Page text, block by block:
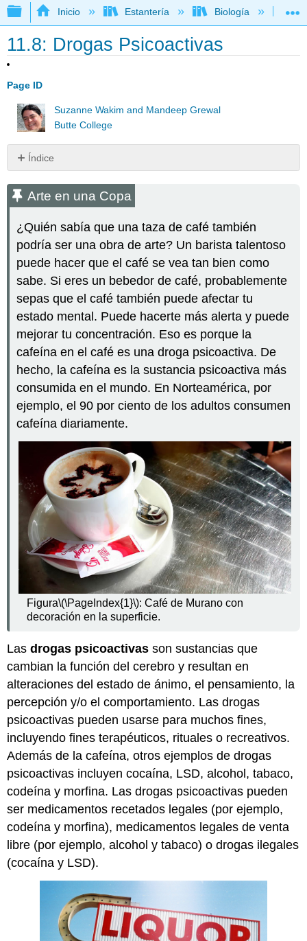
Expandir/contraer jerarquía global
Inicio Estantería Biología
11.8: Drogas Psicoactivas
Page ID
Suzanne Wakim and Mandeep Grewal
Butte College
Índice
en
Clases
de
Drogas
Psicoactivas
Mecanismos
de
Acción
Usos
de
las
psicoactivas
Usos
médicos
Usos
Rituales
Usos
Recreativos
Adicción,
dependencia
rehabilitación
Reportaje:
La
biología
humana
en
noticias
Revisar
Explora
más
Atribuciones
Arte en una Copa
¿Quién sabía que una taza de café también
podría ser una obra de arte? Un barista talentoso
puede hacer que el café se vea tan bien como
sabe. Si eres un bebedor de café, probablemente
sepas que el café también puede afectar tu
estado mental. Puede hacerte más alerta y puede
mejorar tu concentración. Eso es porque la
cafeína en el café es una droga psicoactiva. De
hecho, la cafeína es la sustancia psicoactiva más
consumida en el mundo. En Norteamérica, por
ejemplo, el 90 por ciento de los adultos consumen
cafeína diariamente.
Figura\(\PageIndex{1}\): Café de Murano con
decoración en la superficie.
Lasdrogas psicoactivas son sustancias que
cambian la función del cerebro y resultan en
alteraciones del estado de ánimo, el pensamiento, la
percepción y/o el comportamiento. Las drogas
psicoactivas pueden usarse para muchos fines,
incluyendo fines terapéuticos, rituales o recreativos.
Además de la cafeína, otros ejemplos de drogas
psicoactivas incluyen cocaína, LSD, alcohol, tabaco,
codeína y morfina. Las drogas psicoactivas pueden
ser medicamentos recetados legales (por ejemplo,
codeína y morfina), medicamentos legales de venta
libre (por ejemplo, alcohol y tabaco) o drogas ilegales
(cocaína y LSD).